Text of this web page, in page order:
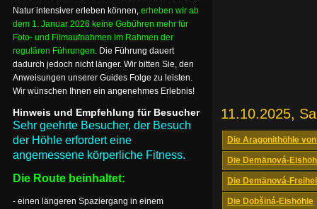
11.10.2025,
Die Aragonithöhle
Die Demänová-
Die Demänová-
Die Dobšiná-Eishöhle
Natur intensiver erleben können, erheben wir ab
dem 1. Januar 2026 keine Gebühren mehr für
Foto- und Filmaufnahmen im Rahmen der
regulären Führungen. Die Führung dauert
dadurch jedoch nicht länger. Wir bitten Sie, den
Anweisungen unserer Guides Folge zu leisten.
Wir wünschen Ihnen ein angenehmes Erlebnis!
Hinweis und Empfehlung für Besucher
Sehr geehrte Besucher, der Besuch
der Höhle erfordert eine
angemessene körperliche Fitness.
Die Route beinhaltet:
- einen längeren Spaziergang in einem